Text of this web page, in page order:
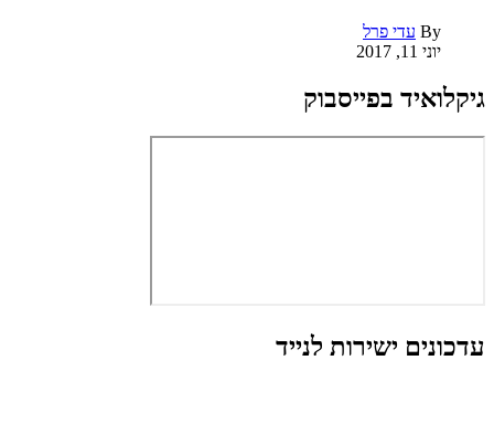
By עדי פרל
יוני 11, 2017
גיקלואיד בפייסבוק
עדכונים ישירות לנייד